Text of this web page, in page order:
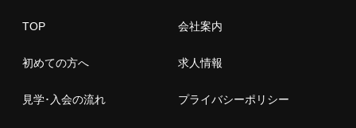
TOP
初めての方へ
見学･入会の流れ
会社案内
求人情報
プライバシーポリシー